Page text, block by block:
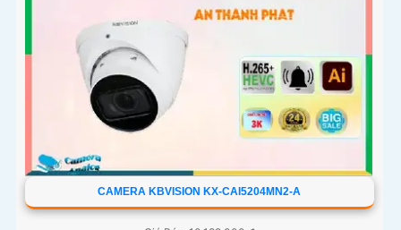
CAMERA KBVISION KX-CAI5204MN2-A